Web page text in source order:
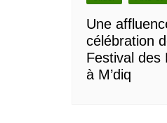
Une
célébration
Festival des
à M’diq